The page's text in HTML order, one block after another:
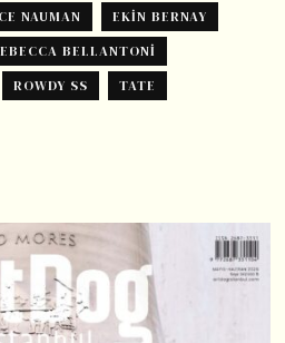
NAUMAN
EKIN BERNAY
BELLANTONI
ROWDY SS
TATE